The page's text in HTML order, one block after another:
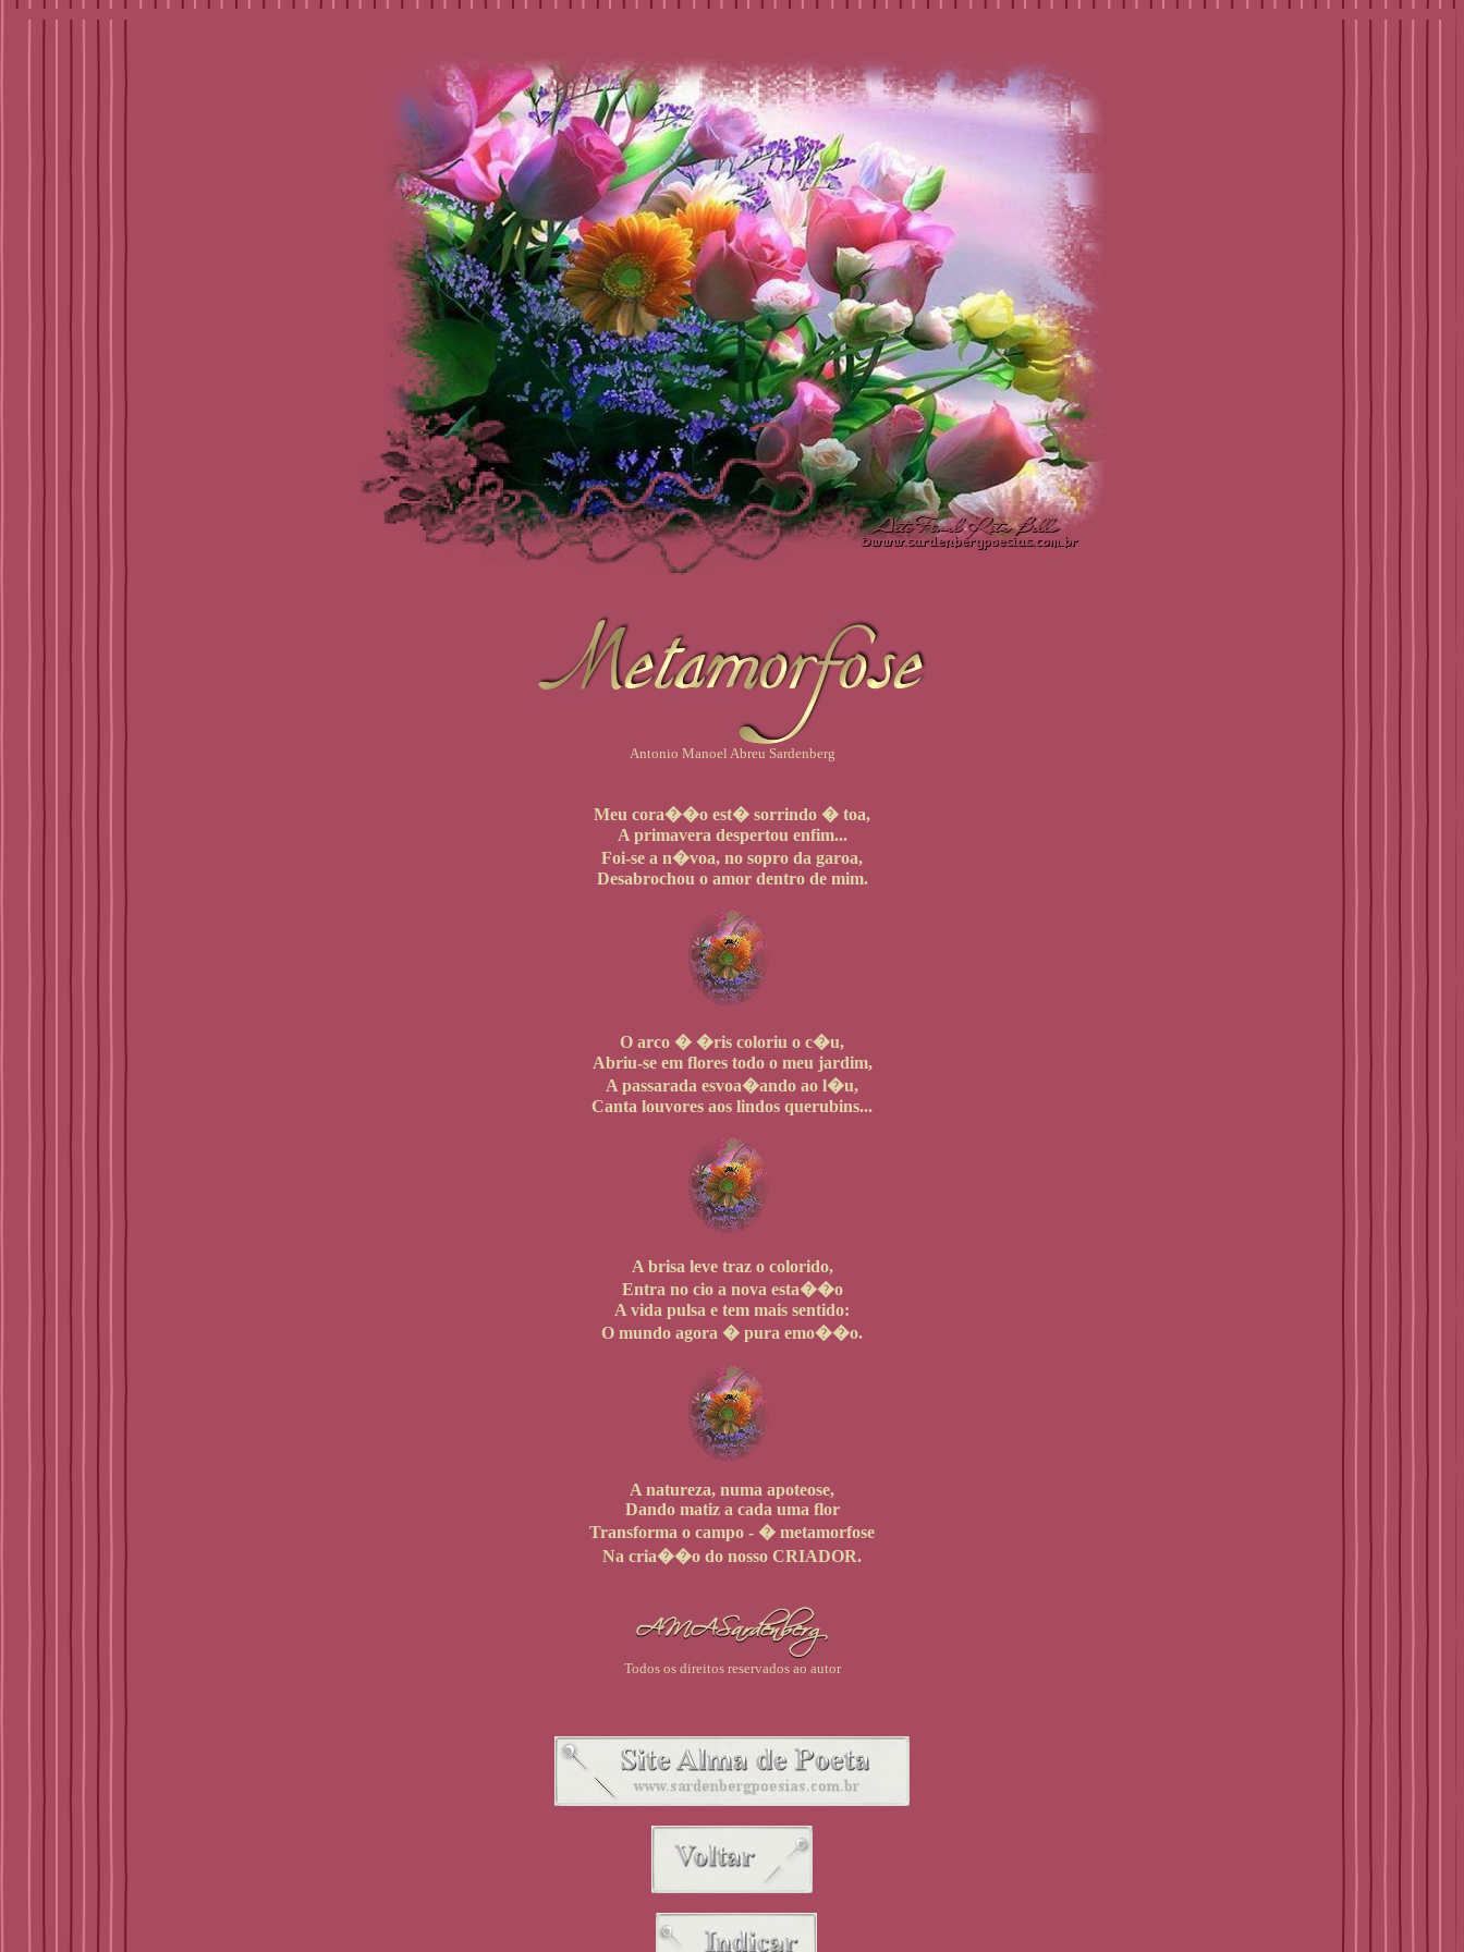
Antonio Manoel Abreu Sardenberg
Meu cora��o est� sorrindo � toa,
A primavera despertou enfim...
Foi-se a n�voa, no sopro da garoa,
Desabrochou o amor dentro de mim.
O arco � �ris coloriu o c�u,
Abriu-se em flores todo o meu jardim,
A passarada esvoa�ando ao l�u,
Canta louvores aos lindos querubins...
A brisa leve traz o colorido,
Entra no cio a nova esta��o
A vida pulsa e tem mais sentido:
O mundo agora � pura emo��o.
A natureza, numa apoteose,
Dando matiz a cada uma flor
Transforma o campo - � metamorfose
Na cria��o do nosso CRIADOR.
Todos os direitos reservados ao autor